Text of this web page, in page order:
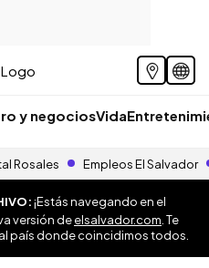
y negociosVida
Rosales Empleos El Salvador
¡Estás navegando en el
versión deelsalvador.com . Te
país donde coincidimos todos.